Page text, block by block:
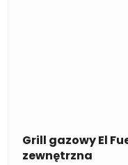
Grill gazowy El
zewnętrzna